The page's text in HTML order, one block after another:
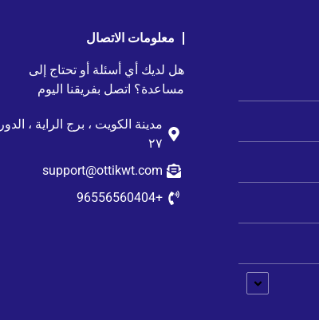
معلومات الاتصال
هل لديك أي أسئلة أو تحتاج إلى
مساعدة؟ اتصل بفريقنا اليوم
مدينة الكويت ، برج الراية ، الدور
٢٧
support@ottikwt.com
+96556560404